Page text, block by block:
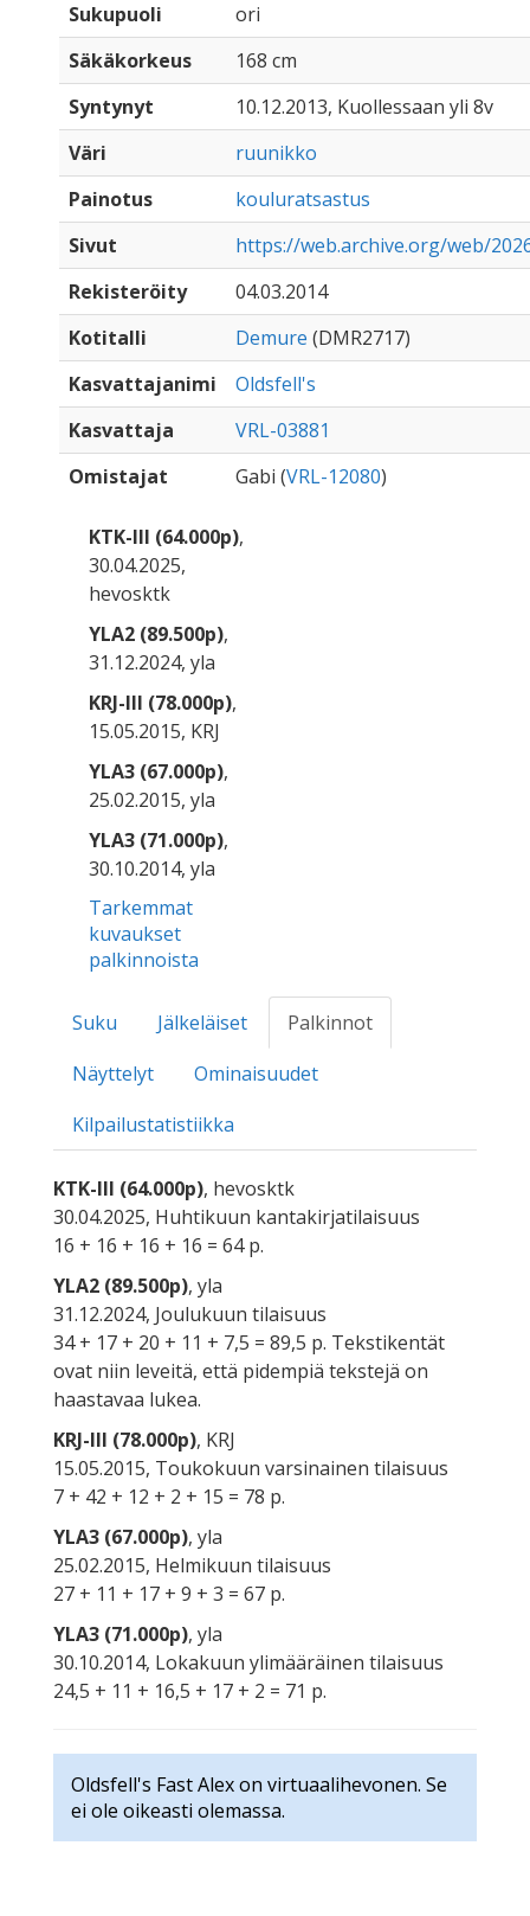
Sukupuoli
ori
Säkäkorkeus
168 cm
Syntynyt
10.12.2013, Kuollessaan yli 8v
Väri
ruunikko
Painotus
kouluratsastus
Sivut
https://web.archive.org/web/
Rekisteröity
04.03.2014
Kotitalli
Demure (DMR2717)
Kasvattajanimi
Oldsfell's
Kasvattaja
VRL-03881
Omistajat
Gabi (VRL-12080)
KTK-III (64.000p),
30.04.2025,
hevosktk
YLA2 (89.500p),
31.12.2024, yla
KRJ-III (78.000p),
15.05.2015, KRJ
YLA3 (67.000p),
25.02.2015, yla
YLA3 (71.000p),
30.10.2014, yla
Tarkemmat
kuvaukset
palkinnoista
Suku Jälkeläiset
Palkinnot
Näyttelyt
Ominaisuudet
Kilpailustatistiikka
KTK-III (64.000p), hevosktk
30.04.2025, Huhtikuun kantakirjatilaisuus
16 + 16 + 16 + 16 = 64 p.
YLA2 (89.500p), yla
31.12.2024, Joulukuun tilaisuus
34 + 17 + 20 + 11 + 7,5 = 89,5 p. Tekstikentät
ovat niin leveitä, että pidempiä tekstejä on
haastavaa lukea.
KRJ-III (78.000p), KRJ
15.05.2015, Toukokuun varsinainen tilaisuus
7 + 42 + 12 + 2 + 15 = 78 p.
YLA3 (67.000p), yla
25.02.2015, Helmikuun tilaisuus
27 + 11 + 17 + 9 + 3 = 67 p.
YLA3 (71.000p), yla
30.10.2014, Lokakuun ylimääräinen tilaisuus
24,5 + 11 + 16,5 + 17 + 2 = 71 p.
Oldsfell's Fast Alex on virtuaalihevonen. Se
ei ole oikeasti olemassa.